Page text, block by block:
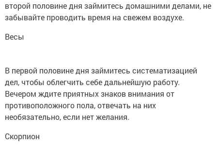
второй половине дня займитесь домашними делами, не
забывайте проводить время на свежем воздухе.
Весы
В первой половине дня займитесь систематизацией
дел, чтобы облегчить себе дальнейшую работу.
Вечером ждите приятных знаков внимания от
противоположного пола, отвечать на них
необязательно, если нет желания.
Скорпион